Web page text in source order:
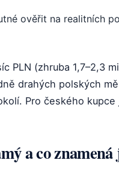
ověřit na realitních
PLN (zhruba 1,7–2,3
drahých polských
Pro českého
a co znamená